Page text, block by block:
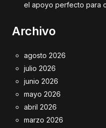
el apoyo perfecto para
Archivo
agosto 2026
julio 2026
junio 2026
mayo 2026
abril 2026
marzo 2026